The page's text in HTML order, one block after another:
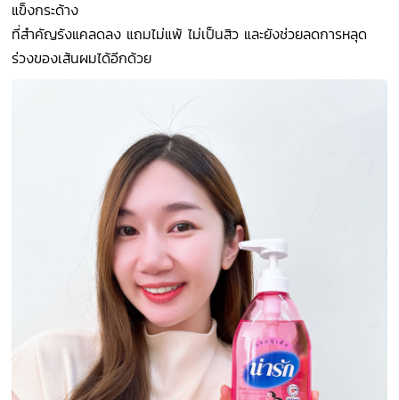
แข็งกระด้าง
ที่สำคัญรังแคลดลง แถมไม่แพ้ ไม่เป็นสิว และยังช่วยลดการหลุด
ร่วงของเส้นผมได้อีกด้วย